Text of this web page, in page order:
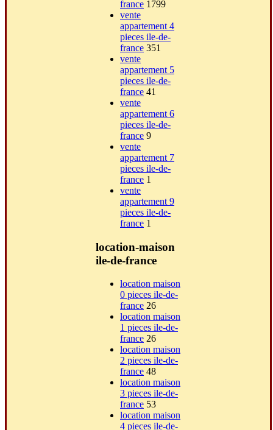
france 1799
vente
appartement 4
pieces ile-de-
france 351
vente
appartement 5
pieces ile-de-
france 41
vente
appartement 6
pieces ile-de-
france 9
vente
appartement 7
pieces ile-de-
france 1
vente
appartement 9
pieces ile-de-
france 1
location-maison
ile-de-france
location maison
0 pieces ile-de-
france 26
location maison
1 pieces ile-de-
france 26
location maison
2 pieces ile-de-
france 48
location maison
3 pieces ile-de-
france 53
location maison
4 pieces ile-de-